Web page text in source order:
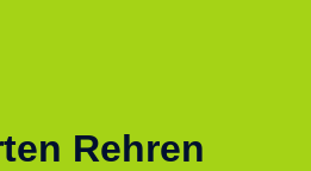
Rehren